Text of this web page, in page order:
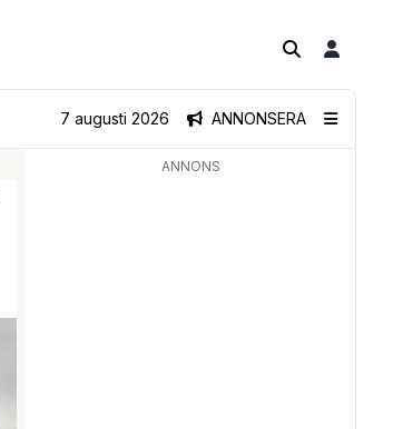
ANNONSERA
7 augusti 2026
ANNONS